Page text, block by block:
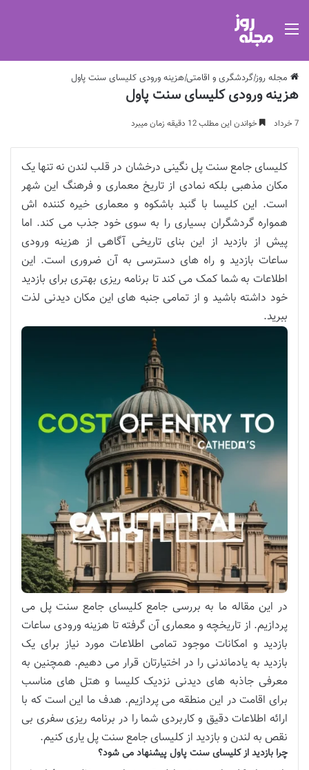
مجله روز|گردشگری و اقامتی|هزینه ورودی کلیسای سنت پاول
هزینه ورودی کلیسای سنت پاول
7 خرداد خواندن این مطلب 12 دقیقه زمان میبرد
کلیسای جامع سنت پل نگینی درخشان در قلب لندن نه تنها یک
مکان مذهبی بلکه نمادی از تاریخ معماری و فرهنگ این شهر
است. این کلیسا با گنبد باشکوه و معماری خیره کننده اش
همواره گردشگران بسیاری را به سوی خود جذب می کند. اما
پیش از بازدید از این بنای تاریخی آگاهی از هزینه ورودی
ساعات بازدید و راه های دسترسی به آن ضروری است. این
اطلاعات به شما کمک می کند تا برنامه ریزی بهتری برای بازدید
خود داشته باشید و از تمامی جنبه های این مکان دیدنی لذت
ببرید.
در این مقاله ما به بررسی جامع کلیسای جامع سنت پل می
پردازیم. از تاریخچه و معماری آن گرفته تا هزینه ورودی ساعات
بازدید و امکانات موجود تمامی اطلاعات مورد نیاز برای یک
بازدید به یادماندنی را در اختیارتان قرار می دهیم. همچنین به
معرفی جاذبه های دیدنی نزدیک کلیسا و هتل های مناسب
برای اقامت در این منطقه می پردازیم. هدف ما این است که با
ارائه اطلاعات دقیق و کاربردی شما را در برنامه ریزی سفری بی
نقص به لندن و بازدید از کلیسای جامع سنت پل یاری کنیم.
چرا بازدید از کلیسای سنت پاول پیشنهاد می شود؟